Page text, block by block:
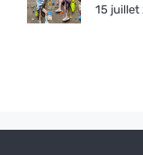
15 juillet